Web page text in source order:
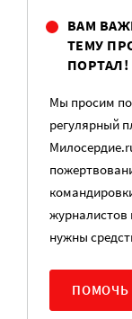
ВАМ
ТЕМУ
ПОРТАЛ!
Мы просим
регулярный
журналистов
нужны
ПОМОЧЬ